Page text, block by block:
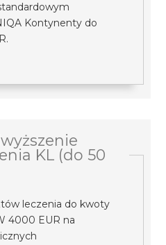
Kontynenty do
KL (do 50
leczenia do kwoty
4000 EUR na